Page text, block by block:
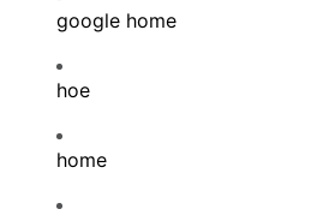
google home
hoe
home